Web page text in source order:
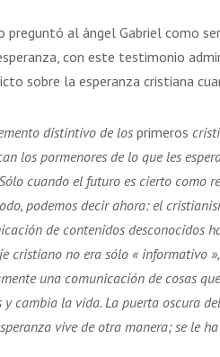
preguntó al ángel Gabriel como
con este testimonio
sobre la esperanza cristiana
distintivo de losprimeros
los pormenores de lo que les
cuando el futuro es cierto como
podemos decir ahora: el
de contenidos desconocidos
cristiano no era sólo « informativo
una comunicación de cosas
y cambia la vida. La puerta oscura
vive de otra manera; se le